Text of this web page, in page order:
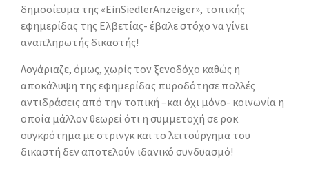
δημοσίευμα της «EinSiedlerAnzeiger», τοπικής
εφημερίδας της Ελβετίας- έβαλε στόχο να γίνει
αναπληρωτής δικαστής!
Λογάριαζε, όμως, χωρίς τον ξενοδόχο καθώς η
αποκάλυψη της εφημερίδας πυροδότησε πολλές
αντιδράσεις από την τοπική –και όχι μόνο- κοινωνία η
οποία μάλλον θεωρεί ότι η συμμετοχή σε ροκ
συγκρότημα με στρινγκ και το λειτούργημα του
δικαστή δεν αποτελούν ιδανικό συνδυασμό!